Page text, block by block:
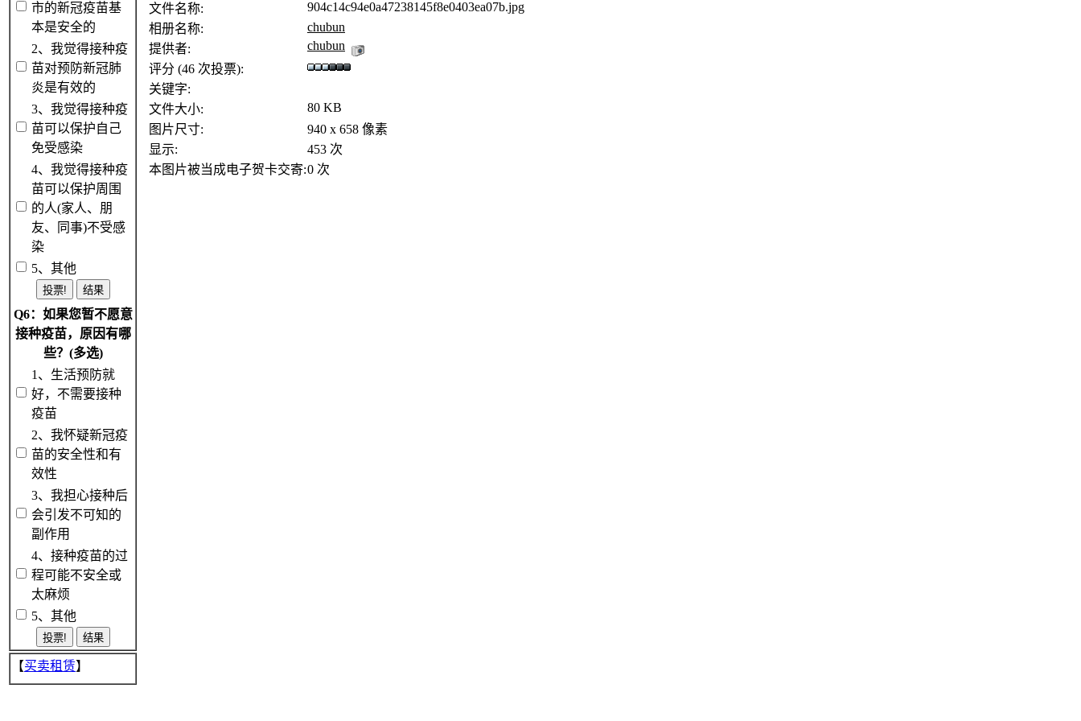
市的新冠疫苗基
本是安全的
2、我觉得接种疫
苗对预防新冠肺
炎是有效的
3、我觉得接种疫
苗可以保护自己
免受感染
4、我觉得接种疫
苗可以保护周围
的人(家人、朋
友、同事)不受感
染
5、其他
Q6：如果您暂不愿意
接种疫苗，原因有哪
些？(多选)
1、生活预防就
好，不需要接种
疫苗
2、我怀疑新冠疫
苗的安全性和有
效性
3、我担心接种后
会引发不可知的
副作用
4、接种疫苗的过
程可能不安全或
太麻烦
5、其他
【买卖租赁】
文件名称:
904c14c94e0a47238145f8e0403ea07b.jpg
相册名称:
chubun
提供者:
chubun
评分 (46 次投票):
关键字:
文件大小:
80 KB
图片尺寸:
940 x 658 像素
显示:
453 次
本图片被当成电子贺卡交寄:0 次